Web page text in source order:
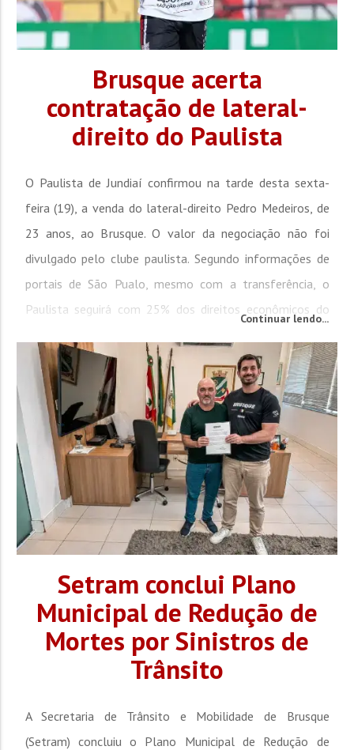
Brusque acerta
contratação de lateral-
direito do Paulista
O Paulista de Jundiaí confirmou na tarde desta sexta-
feira (19), a venda do lateral-direito Pedro Medeiros, de
23 anos, ao Brusque. O valor da negociação não foi
divulgado pelo clube paulista. Segundo informações de
portais de São Pualo, mesmo com a transferência, o
Paulista seguirá com 25% dos direitos econômicos do
pelo Galo, onde atuou em sete partidas e deu...
Continuar lendo...
Setram conclui Plano
Municipal de Redução de
Mortes por Sinistros de
Trânsito
A Secretaria de Trânsito e Mobilidade de Brusque
(Setram) concluiu o Plano Municipal de Redução de